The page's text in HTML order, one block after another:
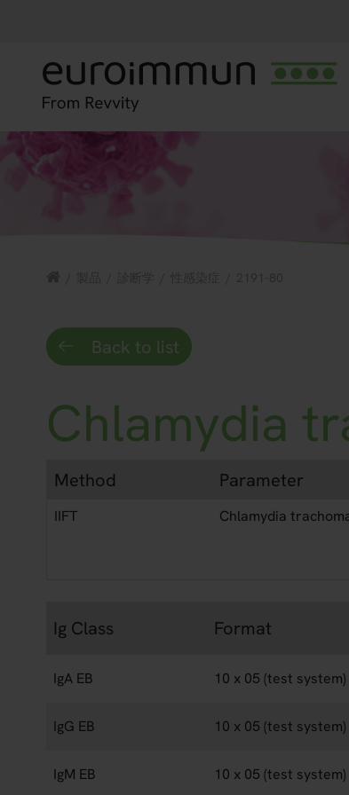
Back to list
Chlamydia
Method
IIFT
Parameter
Chlamydia
Ig Class Format
IgA EB 10 x 05 (test system)
IgG EB 10 x 05 (test system)
IgM EB 10 x 05 (test system)